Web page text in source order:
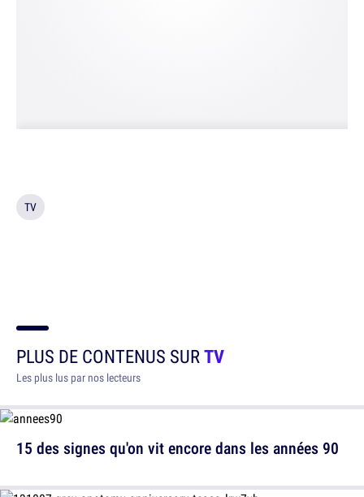
TV
PLUS DE CONTENUS SURTV
Les plus lus par nos lecteurs
15 des signes qu'on vit encore dans les années 90